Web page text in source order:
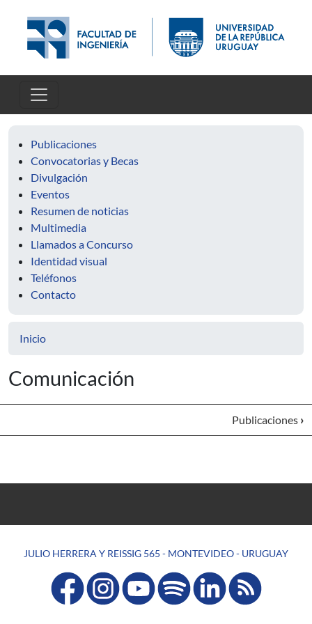
Publicaciones
Convocatorias y Becas
Divulgación
Eventos
Resumen de noticias
Multimedia
Llamados a Concurso
Identidad visual
Teléfonos
Contacto
Inicio
Comunicación
Publicaciones ›
JULIO HERRERA Y REISSIG 565 - MONTEVIDEO - URUGUAY